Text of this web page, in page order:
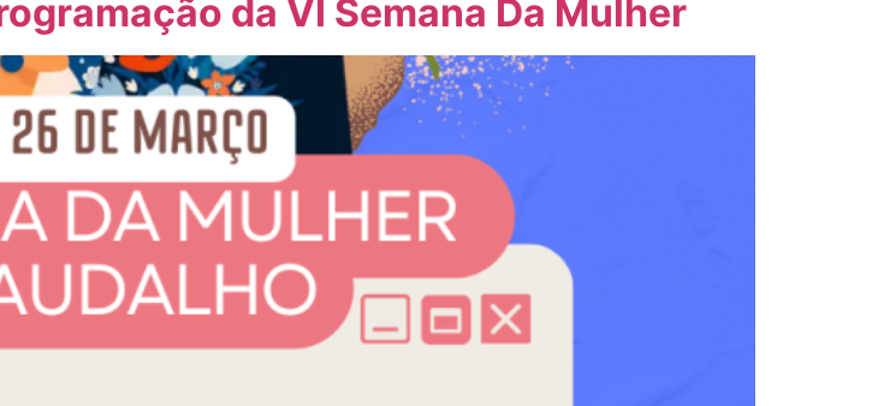
da VI Semana Da Mulher